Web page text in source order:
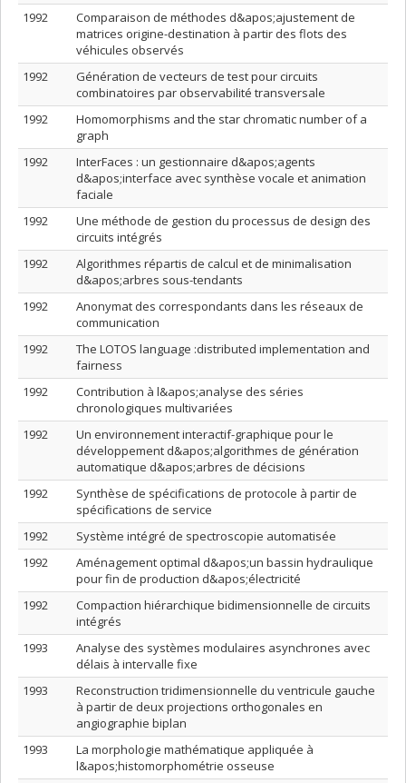
1992
Comparaison de méthodes d&apos;ajustement de
matrices origine-destination à partir des flots des
véhicules observés
1992
Génération de vecteurs de test pour circuits
combinatoires par observabilité transversale
1992
Homomorphisms and the star chromatic number of a
graph
1992
InterFaces : un gestionnaire d&apos;agents
d&apos;interface avec synthèse vocale et animation
faciale
1992
Une méthode de gestion du processus de design des
circuits intégrés
1992
Algorithmes répartis de calcul et de minimalisation
d&apos;arbres sous-tendants
1992
Anonymat des correspondants dans les réseaux de
communication
1992
The LOTOS language :distributed implementation and
fairness
1992
Contribution à l&apos;analyse des séries
chronologiques multivariées
1992
Un environnement interactif-graphique pour le
développement d&apos;algorithmes de génération
automatique d&apos;arbres de décisions
1992
Synthèse de spécifications de protocole à partir de
spécifications de service
1992
Système intégré de spectroscopie automatisée
1992
Aménagement optimal d&apos;un bassin hydraulique
pour fin de production d&apos;électricité
1992
Compaction hiérarchique bidimensionnelle de circuits
intégrés
1993
Analyse des systèmes modulaires asynchrones avec
délais à intervalle fixe
1993
Reconstruction tridimensionnelle du ventricule gauche
à partir de deux projections orthogonales en
angiographie biplan
1993
La morphologie mathématique appliquée à
l&apos;histomorphométrie osseuse